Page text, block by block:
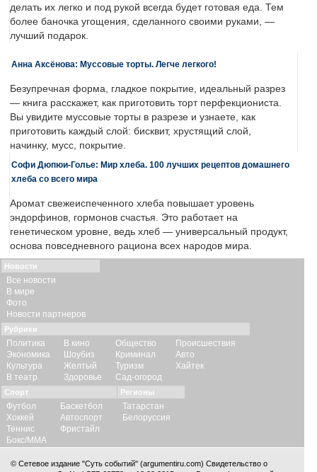
делать их легко и под рукой всегда будет готовая еда. Тем
более баночка угощения, сделанного своими руками, —
лучший подарок.
Анна Аксёнова: Муссовые торты. Легче легкого!
Безупречная форма, гладкое покрытие, идеальный разрез
— книга расскажет, как приготовить торт перфекциониста.
Вы увидите муссовые торты в разрезе и узнаете, как
приготовить каждый слой: бисквит, хрустящий слой,
начинку, мусс, покрытие.
Софи Дюпюи-Голье: Мир хлеба. 100 лучших рецептов домашнего
хлеба со всего мира
Аромат свежеиспеченного хлеба повышает уровень
эндорфинов, гормонов счастья. Это работает на
генетическом уровне, ведь хлеб — универсальный продукт,
основа повседневного рациона всех народов мира.
Новости
Все новости
В мире
Фото
Новости партнеров
Рубрики
Политика
Экономика
Культура
В театр
В кино
Шоубиз
Желтый
Здоровье
Общество
Криминал
Туризм
Сад-огород
Происшествия
Авто
Хайтек
Спорт
Футбол
Хоккей
Теннис
Бокс/ММА
Баскетбол
Автоспорт
Фристайл
Регионы
Татарстан
Белоруссия
© Сетевое издание "Суть событий" (argumentiru.com) Свидетельство о